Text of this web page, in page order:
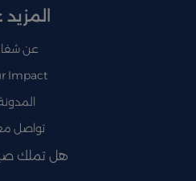
المزيد
عن
Impact
تواصل
هل تملك